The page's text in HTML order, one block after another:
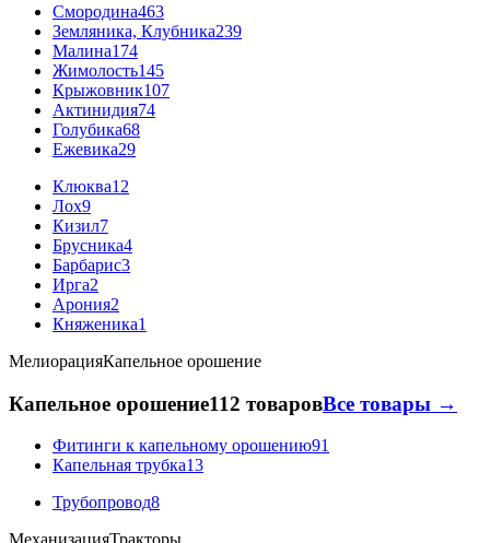
Смородина463
Земляника, Клубника239
Малина174
Жимолость145
Крыжовник107
Актинидия74
Голубика68
Ежевика29
Клюква12
Лох9
Кизил7
Брусника4
Барбарис3
Ирга2
Арония2
Княженика1
МелиорацияКапельное орошение
Капельное орошение112 товаровВсе товары →
Фитинги к капельному орошению91
Капельная трубка13
Трубопровод8